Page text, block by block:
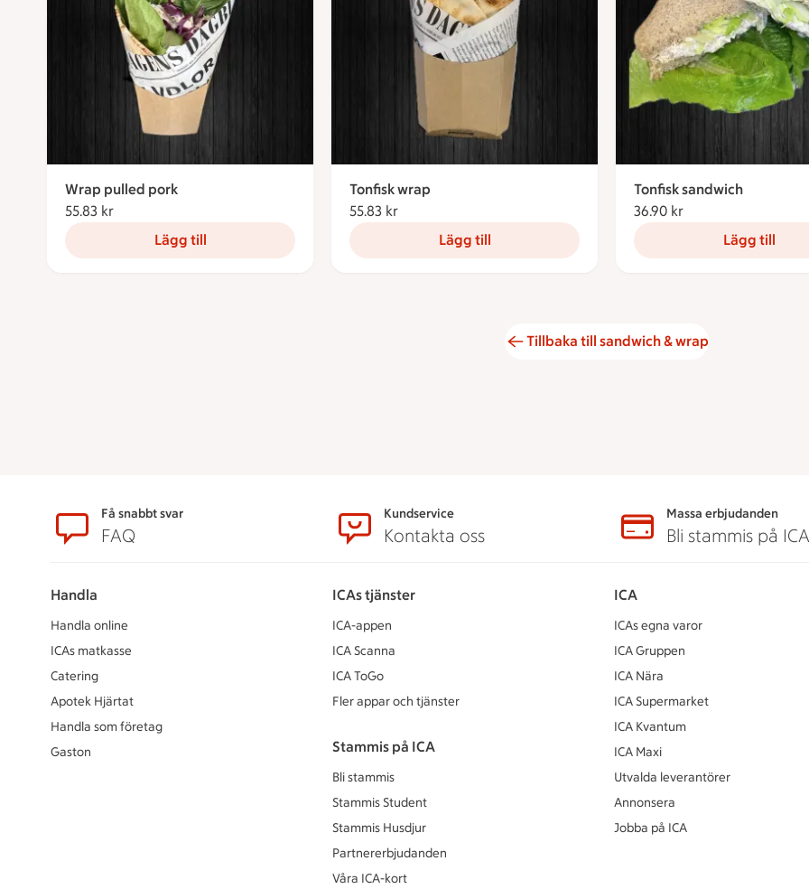
Wrap pulled pork
55.83 kr
Lägg till
Tonfisk wrap
55.83 kr
Lägg till
Tonfisk sandwich
36.90 kr
Lägg till
Tillbaka till sandwich & wrap
SidfotFå snabbt svar
FAQ
Kundservice
Kontakta oss
Massa erbjudanden
Bli stammis på ICA
Handla
Handla online
ICAs matkasse
Catering
Apotek Hjärtat
Handla som företag
Gaston
ICAs tjänster
ICA-appen
ICA Scanna
ICA ToGo
Fler appar och tjänster
Stammis på ICA
Bli stammis
Stammis Student
Stammis Husdjur
Partnererbjudanden
Våra ICA-kort
ICA
ICAs egna varor
ICA Gruppen
ICA Nära
ICA Supermarket
ICA Kvantum
ICA Maxi
Utvalda leverantörer
Annonsera
Jobba på ICA